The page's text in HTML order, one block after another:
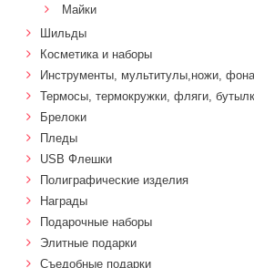
Майки
Шильды
Косметика и наборы
Инструменты, мультитулы,ножи,
Термосы, термокружки, фляги,
Брелоки
Пледы
USB Флешки
Полиграфические изделия
Награды
Подарочные наборы
Элитные подарки
Cъедобные подарки